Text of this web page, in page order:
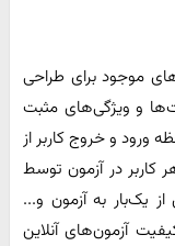
موجود برای طراحی
و ویژگی‌های مثبت
ورود و خروج کاربر از
کاربر در آزمون توسط
یک‌بار به آزمون و...
آزمون‌های آنلاین